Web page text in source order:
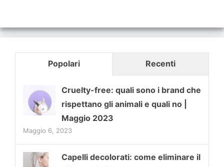
Popolari Recenti
Cruelty-free: quali sono i brand che
rispettano gli animali e quali no |
Maggio 2023
Maggio 6, 2023
Capelli decolorati: come eliminare il